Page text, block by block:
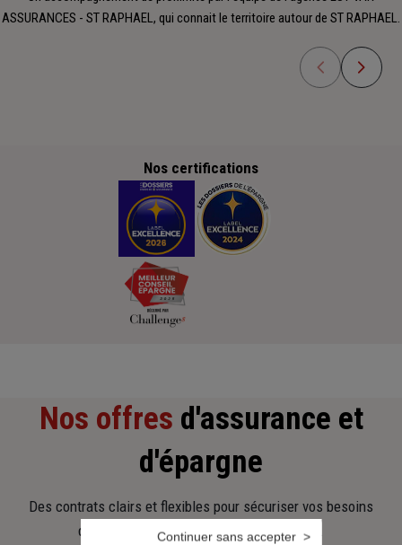
ASSURANCES - ST RAPHAEL, qui connait le territoire autour de ST RAPHAEL.
Nos certifications
Nos offres d'assurance et
d'épargne
Des contrats clairs et flexibles pour sécuriser vos besoins
d’aujourd’hui et anticiper ceux de demain.
Continuer sans accepter